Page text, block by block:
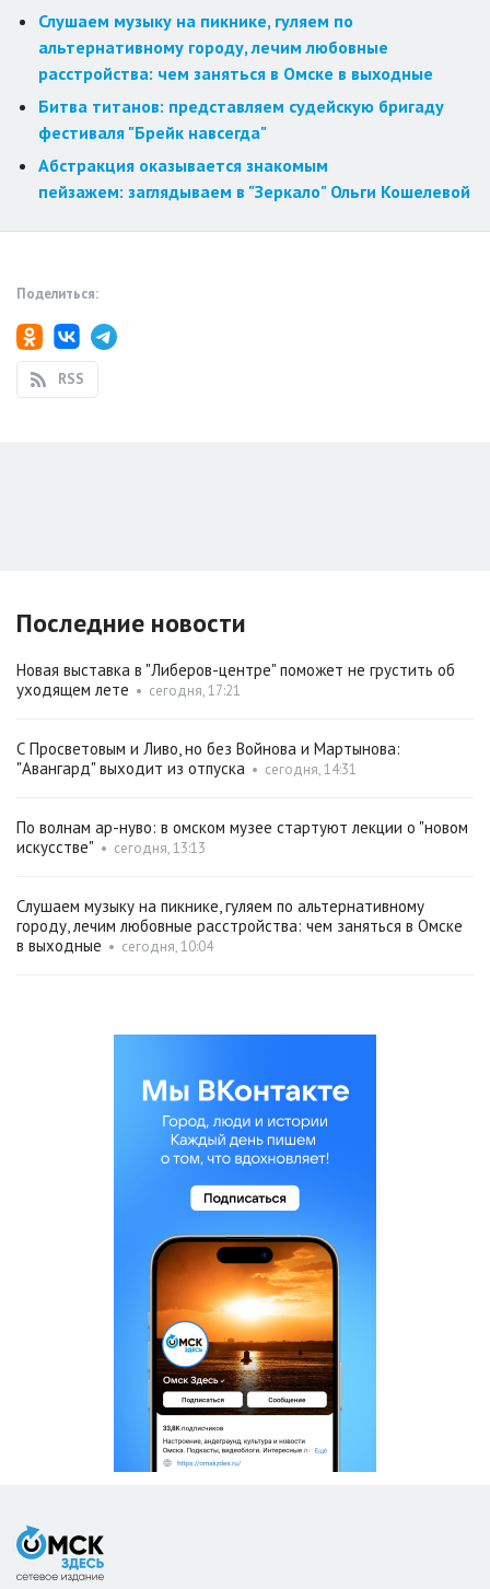
Слушаем музыку на пикнике, гуляем по
альтернативному городу, лечим любовные
расстройства: чем заняться в Омске в выходные
Битва титанов: представляем судейскую бригаду
фестиваля "Брейк навсегда"
Абстракция оказывается знакомым
пейзажем: заглядываем в "Зеркало" Ольги Кошелевой
Поделиться:
RSS
Последние новости
Новая выставка в "Либеров-центре" поможет не грустить об
уходящем лете • сегодня, 17:21
С Просветовым и Ливо, но без Войнова и Мартынова:
"Авангард" выходит из отпуска • сегодня, 14:31
По волнам ар-нуво: в омском музее стартуют лекции о "новом
искусстве" • сегодня, 13:13
Слушаем музыку на пикнике, гуляем по альтернативному
городу, лечим любовные расстройства: чем заняться в Омске
в выходные • сегодня, 10:04